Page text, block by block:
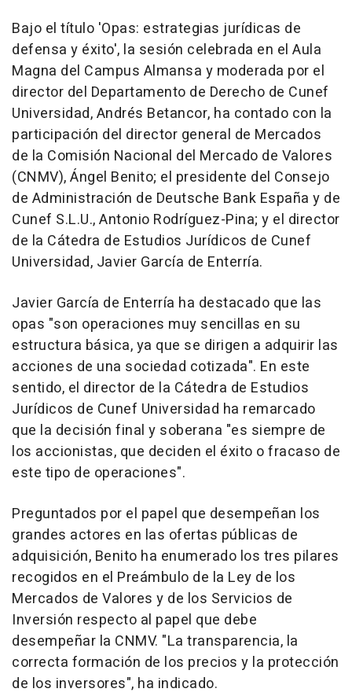
Bajo el título 'Opas: estrategias jurídicas de
defensa y éxito', la sesión celebrada en el Aula
Magna del Campus Almansa y moderada por el
director del Departamento de Derecho de Cunef
Universidad, Andrés Betancor, ha contado con la
participación del director general de Mercados
de la Comisión Nacional del Mercado de Valores
(CNMV), Ángel Benito; el presidente del Consejo
de Administración de Deutsche Bank España y de
Cunef S.L.U., Antonio Rodríguez-Pina; y el director
de la Cátedra de Estudios Jurídicos de Cunef
Universidad, Javier García de Enterría.
Javier García de Enterría ha destacado que las
opas "son operaciones muy sencillas en su
estructura básica, ya que se dirigen a adquirir las
acciones de una sociedad cotizada". En este
sentido, el director de la Cátedra de Estudios
Jurídicos de Cunef Universidad ha remarcado
que la decisión final y soberana "es siempre de
los accionistas, que deciden el éxito o fracaso de
este tipo de operaciones".
Preguntados por el papel que desempeñan los
grandes actores en las ofertas públicas de
adquisición, Benito ha enumerado los tres pilares
recogidos en el Preámbulo de la Ley de los
Mercados de Valores y de los Servicios de
Inversión respecto al papel que debe
desempeñar la CNMV. "La transparencia, la
correcta formación de los precios y la protección
de los inversores", ha indicado.